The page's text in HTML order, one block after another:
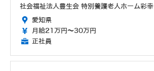
社会福祉法人豊生会 特別養護老人ホーム彩幸
愛知県
月給21万円～30万円
正社員